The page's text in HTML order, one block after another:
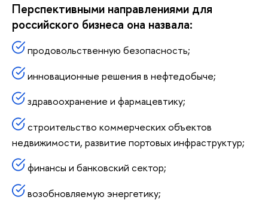
Перспективными направлениями для
российского бизнеса она назвала:
продовольственную безопасность;
инновационные решения в нефтедобыче;
здравоохранение и фармацевтику;
строительство коммерческих объектов
недвижимости, развитие портовых инфраструктур;
финансы и банковский сектор;
возобновляемую энергетику;